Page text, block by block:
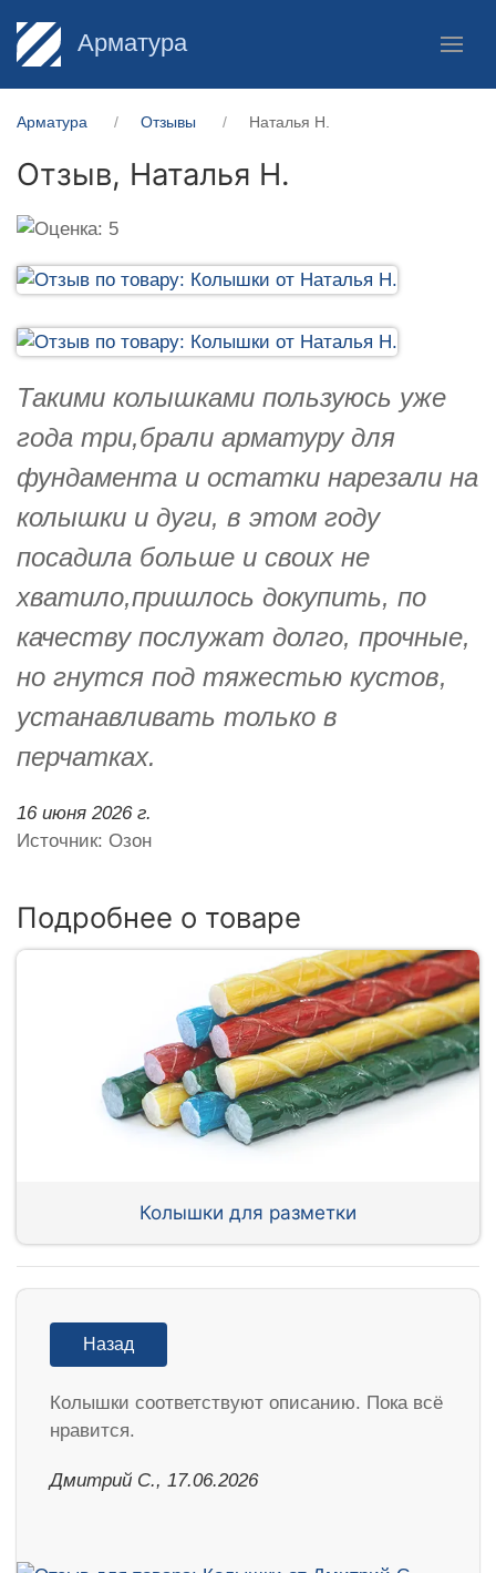
Арматура
Арматура Отзывы Наталья Н.
Отзыв, Наталья Н.
Такими колышками пользуюсь уже
года три,брали арматуру для
фундамента и остатки нарезали на
колышки и дуги, в этом году
посадила больше и своих не
хватило,пришлось докупить, по
качеству послужат долго, прочные,
но гнутся под тяжестью кустов,
устанавливать только в
перчатках.
16 июня 2026 г.
Источник: Озон
Подробнее о товаре
Колышки для разметки
Назад
Колышки соответствуют описанию. Пока всё
нравится.
Дмитрий С., 17.06.2026